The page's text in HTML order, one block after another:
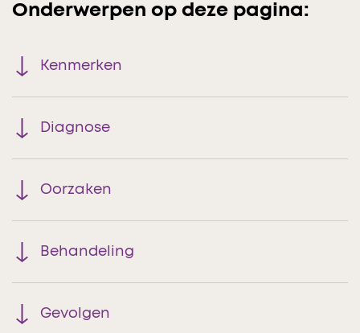
Onderwerpen op deze pagina:
Kenmerken
Diagnose
Oorzaken
Behandeling
Gevolgen